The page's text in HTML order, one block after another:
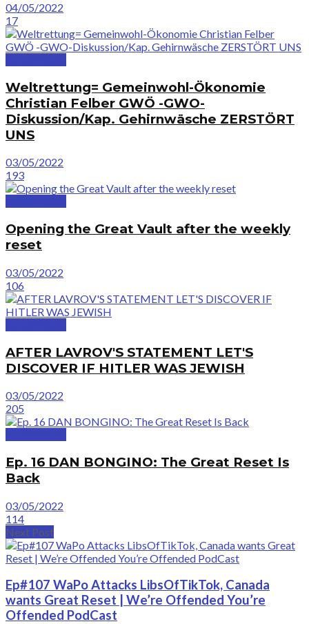
04/05/2022
17
Weltrettung= Gemeinwohl-Ökonomie
Christian Felber GWÖ -GWO-
Diskussion/Kap. Gehirnwäsche ZERSTÖRT
UNS
03/05/2022
193
Opening the Great Vault after the weekly
reset
03/05/2022
106
AFTER LAVROV'S STATEMENT LET'S
DISCOVER IF HITLER WAS JEWISH
03/05/2022
205
Ep. 16 DAN BONGINO: The Great Reset Is
Back
03/05/2022
114
Next Post
Ep#107 WaPo Attacks LibsOfTikTok, Canada
wants Great Reset | We’re Offended You’re
Offended PodCast